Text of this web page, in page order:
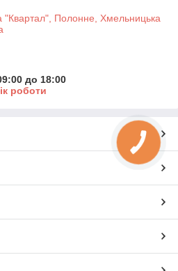
Полонне, Хмельницька
до 18:00
роботи
КНОПКА
ЗВ'ЯЗКУ